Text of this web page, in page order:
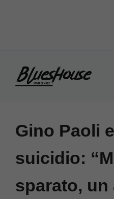
Gino Paoli
suicidio:
sparato,